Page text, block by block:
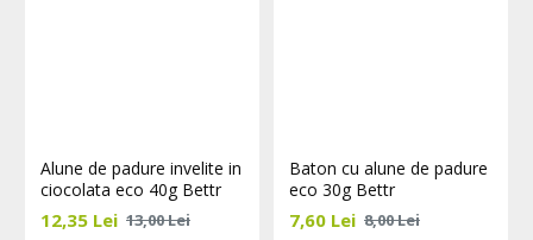
Alune de padure invelite in
ciocolata eco 40g Bettr
12,35 Lei 13,00 Lei
Baton cu alune de padure
eco 30g Bettr
7,60 Lei 8,00 Lei